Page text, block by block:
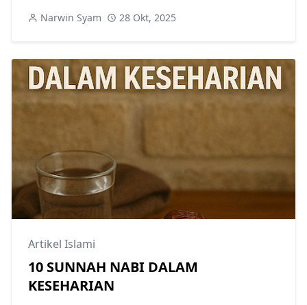
Narwin Syam 28 Okt, 2025
Artikel Islami
10 SUNNAH NABI DALAM
KESEHARIAN